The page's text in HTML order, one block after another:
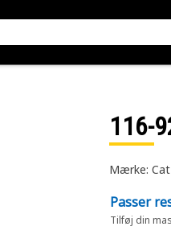
116-
Mærke: Cat
Passer
Tilføj din